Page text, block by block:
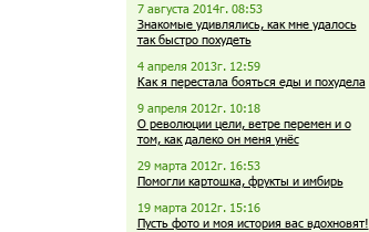
7 августа 2014г. 08:53
Знакомые удивлялись, как мне удалось
так быстро похудеть
4 апреля 2013г. 12:59
Как я перестала бояться еды и похудела
9 апреля 2012г. 10:18
О революции цели, ветре перемен и о
том, как далеко он меня унёс
29 марта 2012г. 16:53
Помогли картошка, фрукты и имбирь
19 марта 2012г. 15:16
Пусть фото и моя история вас вдохновят!